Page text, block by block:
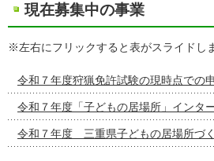
現在募集中の事業
※左右にフリックすると表がスライドし
令和７年度狩猟免許試験の現時点での
令和７年度「子どもの居場所」インタ
令和７年度 三重県子どもの居場所づ